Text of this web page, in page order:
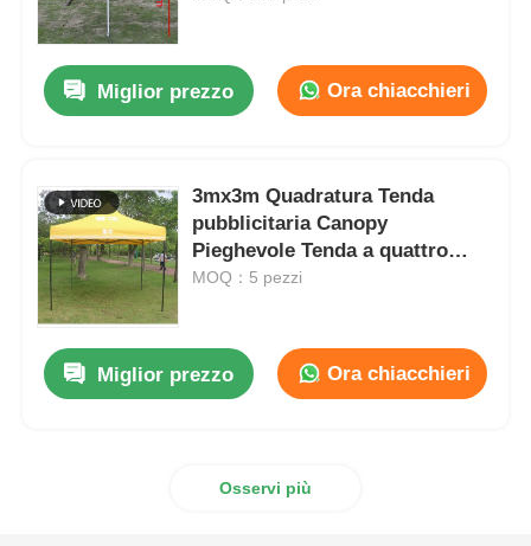
Casa
Miglior prezzo Ora chiacchieri
3mx3m Quadratura Tenda
pubblicitaria Canopy
Pieghevole Tenda a quattro
angoli impermeabile al sole
MOQ：5 pezzi
Miglior prezzo Ora chiacchieri
Osservi più